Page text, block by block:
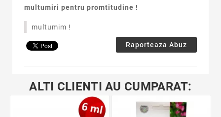
multumiri pentru promtitudine !
multumim !
Raporteaza Abuz
ALTI CLIENTI AU CUMPARAT: